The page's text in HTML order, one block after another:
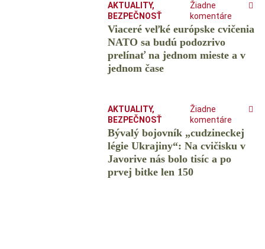
AKTUALITY,
BEZPEČNOSŤ
Žiadne
komentáre
Viaceré veľké európske cvičenia
NATO sa budú podozrivo
prelínať na jednom mieste a v
jednom čase
AKTUALITY,
BEZPEČNOSŤ
Žiadne
komentáre
Bývalý bojovník „cudzineckej
légie Ukrajiny“: Na cvičisku v
Javorive nás bolo tisíc a po
prvej bitke len 150